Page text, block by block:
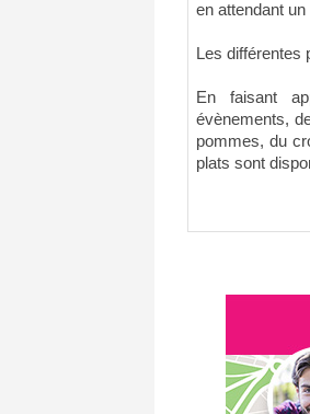
en attendant
Les différentes
En faisant
évènements,
pommes, du
plats sont